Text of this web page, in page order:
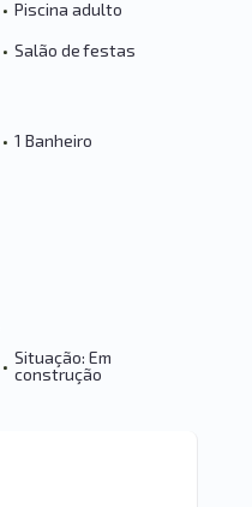
• Piscina adulto
• Salão de festas
• 1 Banheiro
• Situação: Em
construção